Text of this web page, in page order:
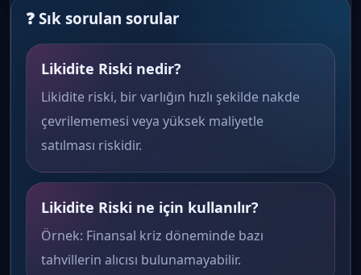
❓ Sık sorulan sorular
Likidite Riski nedir?
Likidite riski, bir varlığın hızlı şekilde nakde
çevrilememesi veya yüksek maliyetle
satılması riskidir.
Likidite Riski ne için kullanılır?
Örnek: Finansal kriz döneminde bazı
tahvillerin alıcısı bulunamayabilir.